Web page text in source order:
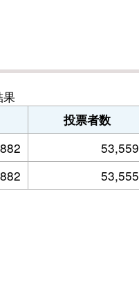
投票者数
53,559
53,555